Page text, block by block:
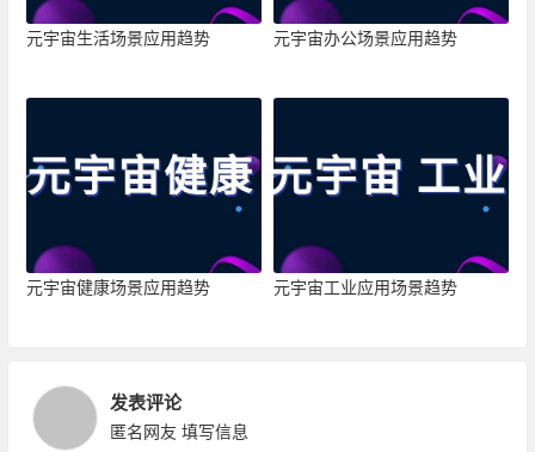
元宇宙生活场景应用趋势 元宇宙办公场景应用趋势
元宇宙健康场景应用趋势 元宇宙工业应用场景趋势
发表评论
匿名网友 填写信息